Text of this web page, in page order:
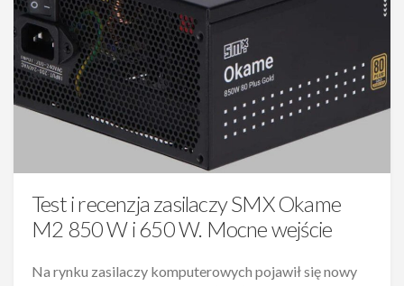
Test i recenzja zasilaczy SMX Okame
M2 850 W i 650 W. Mocne wejście
Na rynku zasilaczy komputerowych pojawił się nowy